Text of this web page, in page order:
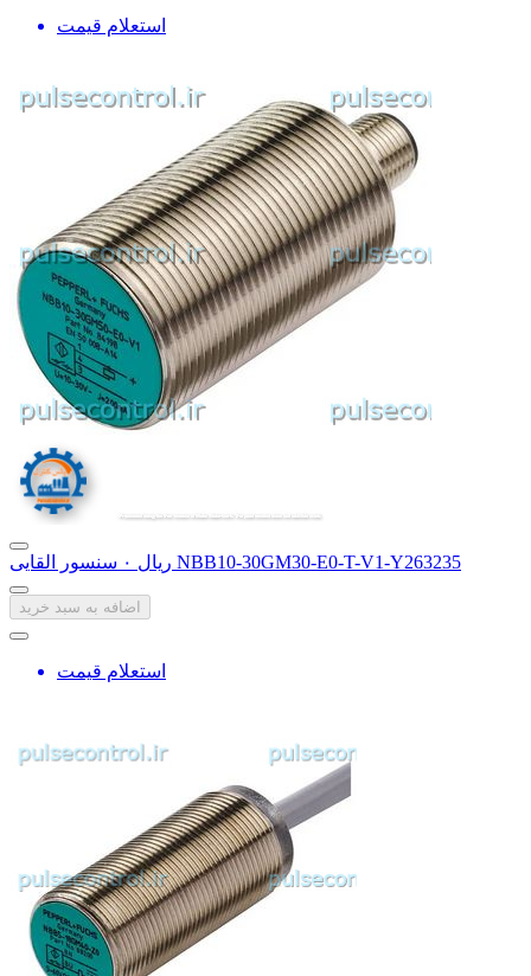
استعلام قیمت
‎ریال ۰ سنسور القایی NBB10-30GM30-E0-T-V1-Y263235
اضافه به سبد خرید
استعلام قیمت